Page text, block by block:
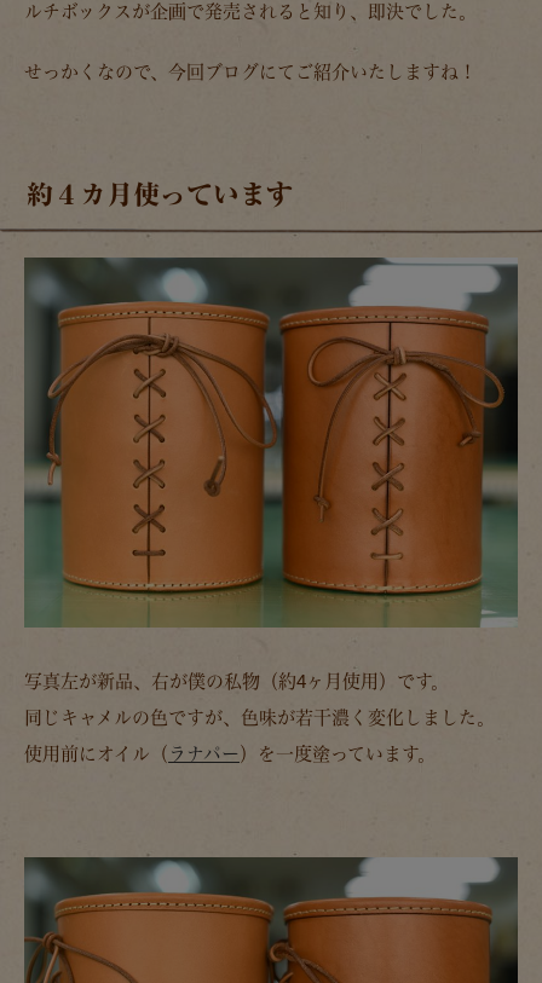
ルチボックスが企画で発売されると知り、即決でした。
せっかくなので、今回ブログにてご紹介いたしますね！
約４カ月使っています
写真左が新品、右が僕の私物（約4ヶ月使用）です。
同じキャメルの色ですが、色味が若干濃く変化しました。
使用前にオイル（ ラナパー）を一度塗っています。